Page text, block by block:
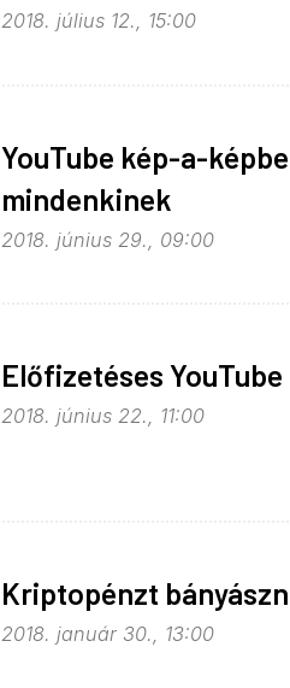
2018. július 12., 15:00
YouTube kép-a-
mindenkinek
2018. június 29., 09:00
Előfizetéses
2018. június 22., 11:00
Kriptopénzt
2018. január 30., 13:00